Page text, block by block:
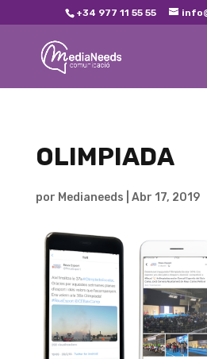
+34 977 11 55 55
OLIMPIADA
por Medianeeds Abr 17, 2019